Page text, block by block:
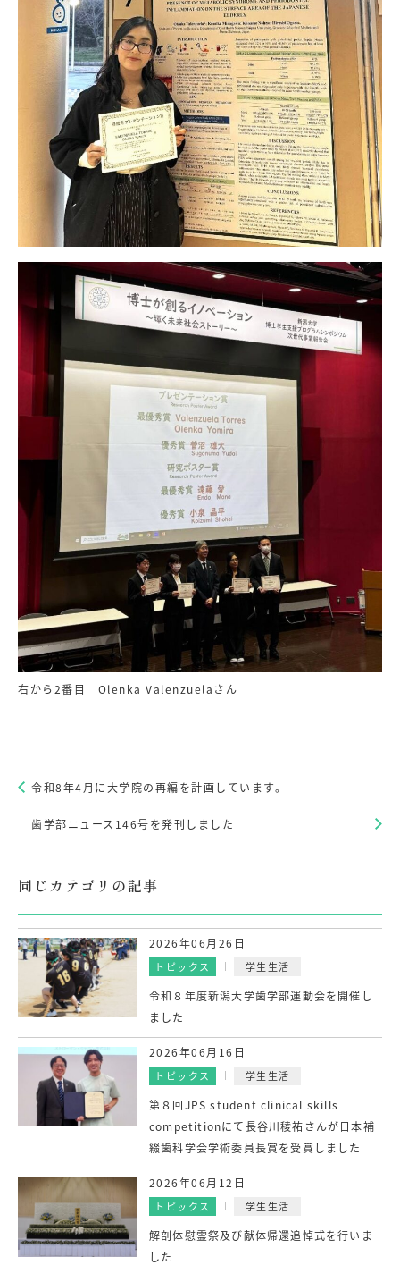
右から2番目 Olenka Valenzuelaさん
令和8年4月に大学院の再編を計画しています。
歯学部ニュース146号を発刊しました
同じカテゴリの記事
2026年06月26日
トピックス 学生生活
令和８年度新潟大学歯学部運動会を開催し
ました
2026年06月16日
トピックス 学生生活
第８回JPS student clinical skills
competitionにて長谷川稜祐さんが日本補
綴歯科学会学術委員長賞を受賞しました
2026年06月12日
トピックス 学生生活
解剖体慰霊祭及び献体帰還追悼式を行いま
した